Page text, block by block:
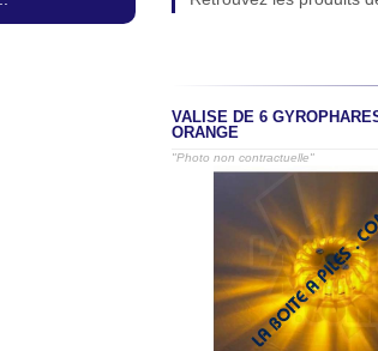
VALISE DE 6
ORANGE
"Photo non contractuelle"